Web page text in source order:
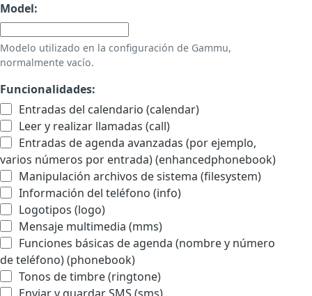
Model:
Modelo utilizado en la configuración de Gammu,
normalmente vacío.
Funcionalidades:
Entradas del calendario (calendar)
Leer y realizar llamadas (call)
Entradas de agenda avanzadas (por ejemplo,
varios números por entrada) (enhancedphonebook)
Manipulación archivos de sistema (filesystem)
Información del teléfono (info)
Logotipos (logo)
Mensaje multimedia (mms)
Funciones básicas de agenda (nombre y número
de teléfono) (phonebook)
Tonos de timbre (ringtone)